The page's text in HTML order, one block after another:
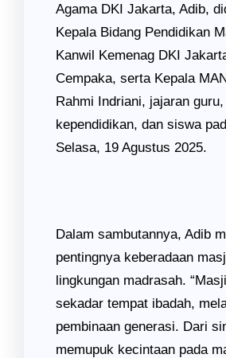
Agama DKI Jakarta, Adib,
Kepala Bidang Pendidikan
Kanwil Kemenag DKI
Cempaka, serta Kepala
Rahmi Indriani, jajaran
kependidikan, dan siswa
Selasa, 19 Agustus 2025.
Dalam sambutannya, Adib
pentingnya keberadaan
lingkungan madrasah.
sekadar tempat ibadah,
pembinaan generasi. Dari
memupuk kecintaan pada